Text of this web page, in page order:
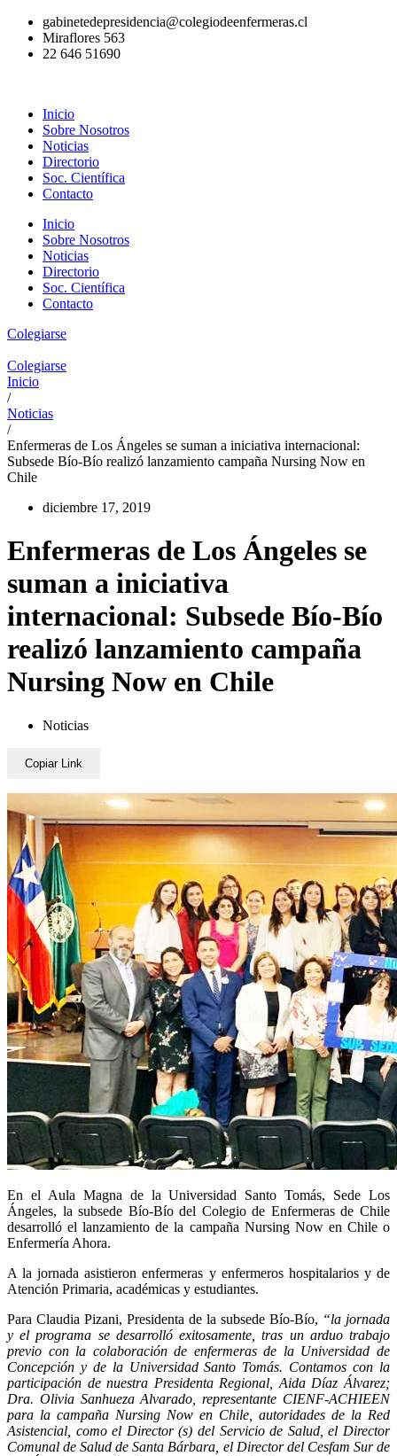
contenido
gabinetedepresidencia@colegiodeenfermeras.cl
Miraflores 563
22 646 51690
Inicio
Sobre Nosotros
Noticias
Directorio
Soc. Científica
Contacto
Inicio
Sobre Nosotros
Noticias
Directorio
Soc. Científica
Contacto
Colegiarse
Colegiarse
Inicio
/
Noticias
/
Enfermeras de Los Ángeles se suman a iniciativa internacional:
Subsede Bío-Bío realizó lanzamiento campaña Nursing Now en
Chile
diciembre 17, 2019
Enfermeras de Los Ángeles se
suman a iniciativa
internacional: Subsede Bío-Bío
realizó lanzamiento campaña
Nursing Now en Chile
Noticias
Copiar Link
En el Aula Magna de la Universidad Santo Tomás, Sede Los
Ángeles, la subsede Bío-Bío del Colegio de Enfermeras de Chile
desarrolló el lanzamiento de la campaña Nursing Now en Chile o
Enfermería Ahora.
A la jornada asistieron enfermeras y enfermeros hospitalarios y de
Atención Primaria, académicas y estudiantes.
Para Claudia Pizani, Presidenta de la subsede Bío-Bío, “la jornada
y el programa se desarrolló exitosamente, tras un arduo trabajo
previo con la colaboración de enfermeras de la Universidad de
Concepción y de la Universidad Santo Tomás. Contamos con la
participación de nuestra Presidenta Regional, Aida Díaz Álvarez;
Dra. Olivia Sanhueza Alvarado,representante CIENF-ACHIEEN
para la campaña Nursing Now en Chile, autoridades de la Red
Asistencial, como el Director (s) del Servicio de Salud, el Director
Comunal de Salud de Santa Bárbara, el Director del Cesfam Sur de